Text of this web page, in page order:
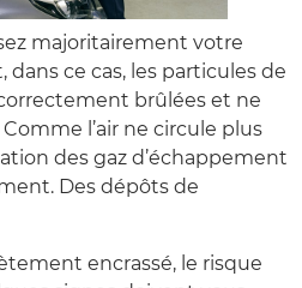
majoritairement votre
dans ce cas, les particules de
brûlées et ne
l’air ne circule plus
des gaz d’échappement
Des dépôts de
encrassé, le risque